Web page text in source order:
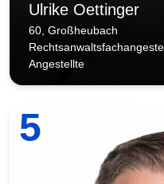
Ulrike Oettinger
60, Großheubach
Angestellte
5